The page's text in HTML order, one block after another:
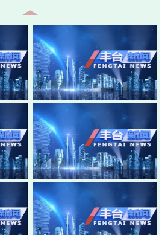
20260805-丰台新闻
20260803-丰台新闻